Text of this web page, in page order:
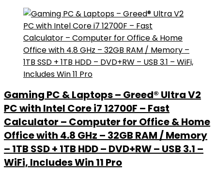
Gaming PC & Laptops – Greed® Ultra V2
PC with Intel Core i7 12700F – Fast
Calculator – Computer for Office & Home
Office with 4.8 GHz – 32GB RAM / Memory
– 1TB SSD + 1TB HDD – DVD+RW – USB 3.1 –
WiFi, Includes Win 11 Pro